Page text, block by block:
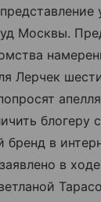
Москвы.
Лерчек
блогеру
бренд в
в